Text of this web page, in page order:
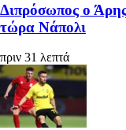
Διπρόσωπος ο
τώρα Νάπολι
πριν 31 λεπτά